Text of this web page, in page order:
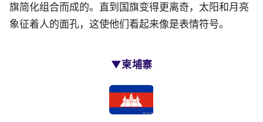
旗简化组合而成的。直到国旗变得更离奇，太阳和月亮
象征着人的面孔，这使他们看起来像是表情符号。
▼柬埔寨